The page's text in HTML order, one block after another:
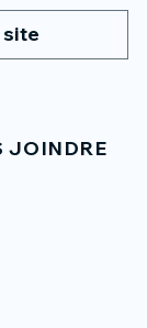
JOINDRE